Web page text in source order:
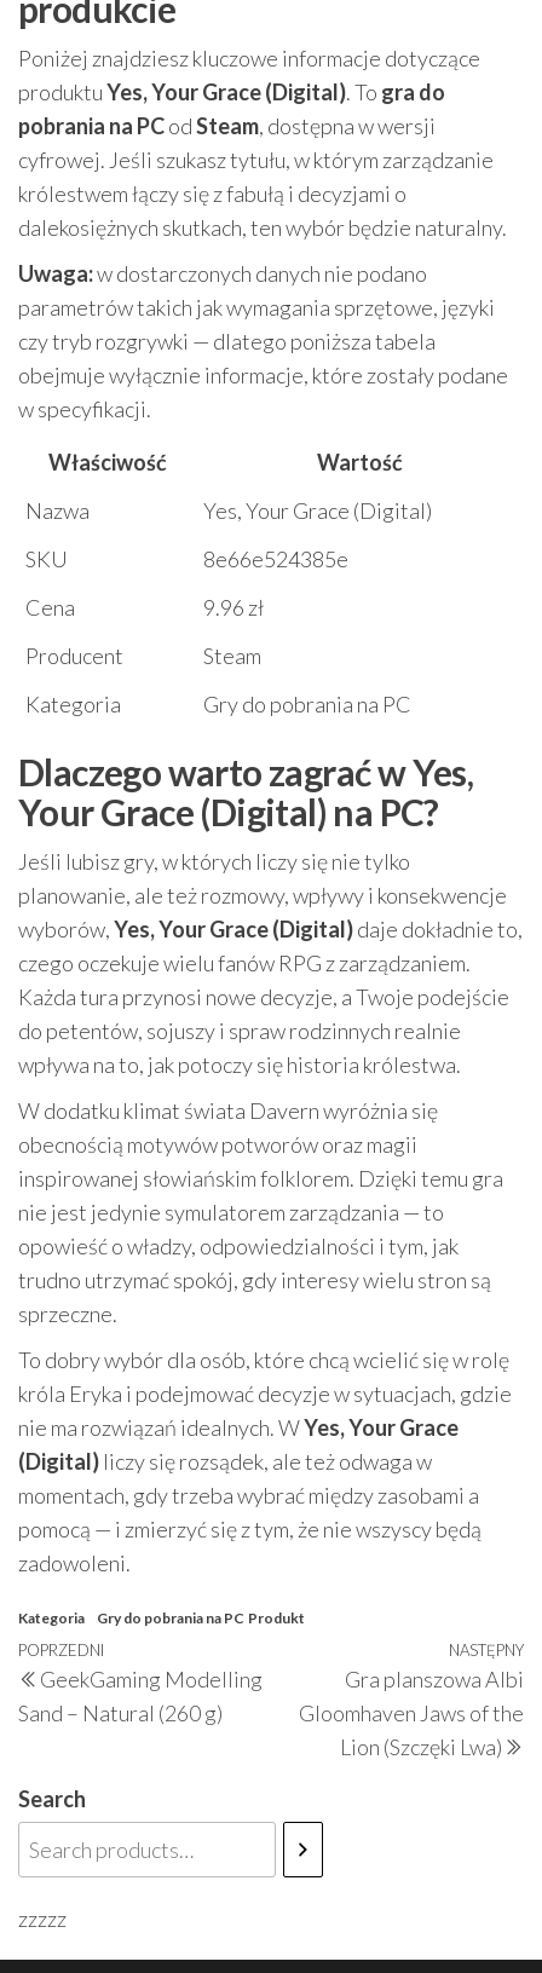
Poniżej znajdziesz kluczowe informacje dotyczące
produktuYes, Your Grace (Digital). To gra do
pobrania na PCodSteam, dostępna w wersji
cyfrowej. Jeśli szukasz tytułu, w którym zarządzanie
królestwem łączy się z fabułą i decyzjami o
dalekosiężnych skutkach, ten wybór będzie naturalny.
Uwaga:w dostarczonych danych nie podano
parametrów takich jak wymagania sprzętowe, języki
czy tryb rozgrywki — dlatego poniższa tabela
obejmuje wyłącznie informacje, które zostały podane
w specyfikacji.
Właściwość
Wartość
Nazwa
Yes, Your Grace (Digital)
SKU
8e66e524385e
Cena
9.96 zł
Producent
Steam
Kategoria
Gry do pobrania na PC
Dlaczego warto zagrać w Yes,
Your Grace (Digital) na PC?
Jeśli lubisz gry, w których liczy się nie tylko
planowanie, ale też rozmowy, wpływy i konsekwencje
wyborów,Yes, Your Grace (Digital)daje dokładnie to,
czego oczekuje wielu fanów RPG z zarządzaniem.
Każda tura przynosi nowe decyzje, a Twoje podejście
do petentów, sojuszy i spraw rodzinnych realnie
wpływa na to, jak potoczy się historia królestwa.
W dodatku klimat świata Davern wyróżnia się
obecnością motywów potworów oraz magii
inspirowanej słowiańskim folklorem. Dzięki temu gra
nie jest jedynie symulatorem zarządzania — to
opowieść o władzy, odpowiedzialności i tym, jak
trudno utrzymać spokój, gdy interesy wielu stron są
sprzeczne.
To dobry wybór dla osób, które chcą wcielić się w rolę
króla Eryka i podejmować decyzje w sytuacjach, gdzie
nie ma rozwiązań idealnych. WYes, Your Grace
(Digital) liczy się rozsądek, ale też odwaga w
momentach, gdy trzeba wybrać między zasobami a
pomocą — i zmierzyć się z tym, że nie wszyscy będą
zadowoleni.
Kategoria Gry do pobrania na PC Produkt
Nawigacja
wpisu
Poprzedni
wpis
POPRZEDNI
GeekGaming Modelling
Sand – Natural (260 g)
NASTĘPNY
Gra planszowa Albi
Gloomhaven Jaws of the
Lion (Szczęki Lwa)
Search
zzzzz